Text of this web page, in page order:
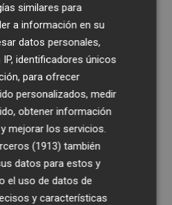
seis capitanes: Gerard
Ayoze, Cardona y Logan
actualidad de
en tu correo
suscribirme
similares para
a información en su
datos personales,
identificadores únicos
para ofrecer
personalizados, medir
obtener información
mejorar los servicios.
(1913) también
datos para estos y
el uso de datos de
y características